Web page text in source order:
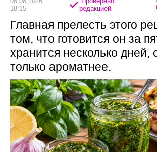
18:15
редакцией
Главная прелесть этого
том, что готовится он за
хранится несколько дней,
только ароматнее.